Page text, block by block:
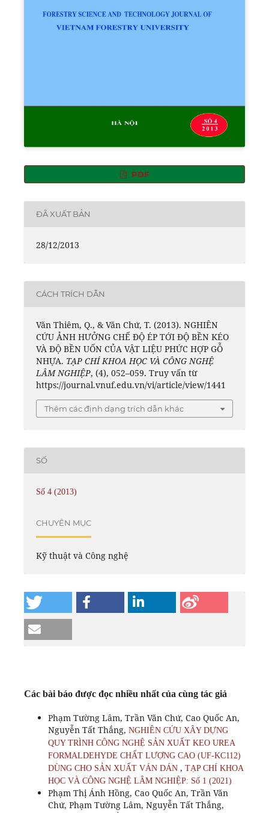
PDF
ĐÃ XUẤT BẢN
28/12/2013
CÁCH TRÍCH DẪN
Văn Thiêm, Q., & Văn Chứ, T. (2013). NGHIÊN
CỨU ẢNH HƯỞNG CHẾ ĐỘ ÉP TỚI ĐỘ BỀN KÉO
VÀ ĐỘ BỀN UỐN CỦA VẬT LIỆU PHỨC HỢP GỖ
NHỰA. TẠP CHÍ KHOA HỌC VÀ CÔNG NGHỆ
LÂM NGHIỆP, (4), 052–059. Truy vấn từ
https://journal.vnuf.edu.vn/vi/article/view/1441
Thêm các định dạng trích dẫn khác
SỐ
Số 4 (2013)
CHUYÊN MỤC
Kỹ thuật và Công nghệ
Các bài báo được đọc nhiều nhất của cùng tác giả
Phạm Tường Lâm, Trần Văn Chứ, Cao Quốc An,
Nguyễn Tất Thắng, NGHIÊN CỨU XÂY DỰNG
QUY TRÌNH CÔNG NGHỆ SẢN XUẤT KEO UREA
FORMALDEHYDE CHẤT LƯỢNG CAO (UF-KC112)
DÙNG CHO SẢN XUẤT VÁN DÁN , TẠP CHÍ KHOA
HỌC VÀ CÔNG NGHỆ LÂM NGHIỆP: Số 1 (2021)
Phạm Thị Ánh Hồng, Cao Quốc An, Trần Văn
Chứ, Phạm Tường Lâm, Nguyễn Tất Thắng,